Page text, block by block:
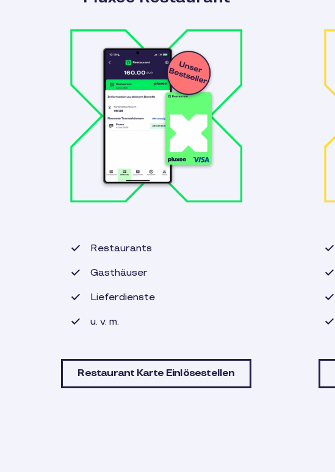
Restaurants
Gasthäuser
Lieferdienste
u. v. m.
Restaurant Karte Einlösestellen